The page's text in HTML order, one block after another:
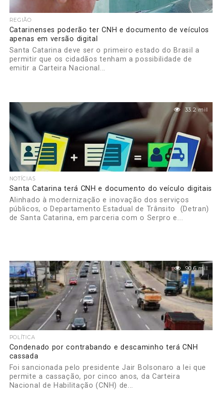
REGIÃO
Catarinenses poderão ter CNH e documento de veículos
apenas em versão digital
Santa Catarina deve ser o primeiro estado do Brasil a
permitir que os cidadãos tenham a possibilidade de
emitir a Carteira Nacional...
33.2 mil
NOTÍCIAS
Santa Catarina terá CNH e documento do veículo digitais
Alinhado à modernização e inovação dos serviços
públicos, o Departamento Estadual de Trânsito (Detran)
de Santa Catarina, em parceria com o Serpro e...
90.6 mil
POLÍTICA
Condenado por contrabando e descaminho terá CNH
cassada
Foi sancionada pelo presidente Jair Bolsonaro a lei que
permite a cassação, por cinco anos, da Carteira
Nacional de Habilitação (CNH) de...